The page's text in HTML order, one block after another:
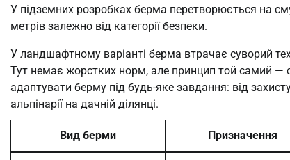
У підземних розробках берма перетворюється на
метрів залежно від категорії безпеки.
У ландшафтному варіанті берма втрачає суворий
Тут немає жорстких норм, але принцип той самий —
адаптувати берму під будь-яке завдання: від
альпінарії на дачній ділянці.
Вид берми Призначення